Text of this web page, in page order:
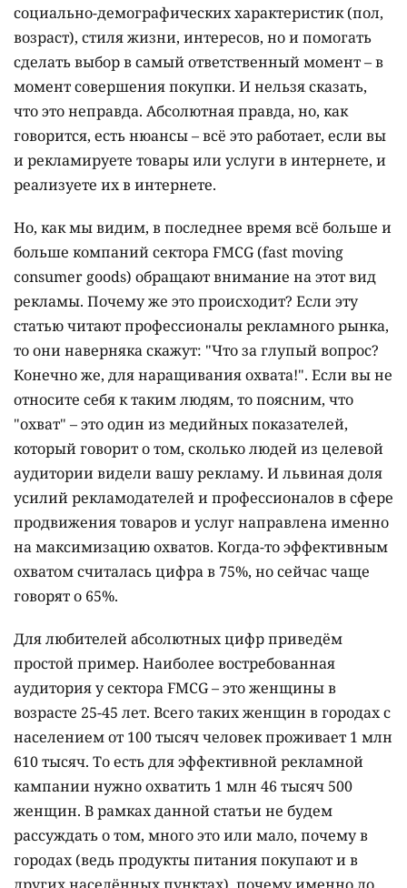
социально-демографических характеристик (пол,
возраст), стиля жизни, интересов, но и помогать
сделать выбор в самый ответственный момент – в
момент совершения покупки. И нельзя сказать,
что это неправда. Абсолютная правда, но, как
говорится, есть нюансы – всё это работает, если вы
и рекламируете товары или услуги в интернете, и
реализуете их в интернете.
Но, как мы видим, в последнее время всё больше и
больше компаний сектора FMCG (fast moving
consumer goods) обращают внимание на этот вид
рекламы. Почему же это происходит? Если эту
статью читают профессионалы рекламного рынка,
то они наверняка скажут: "Что за глупый вопрос?
Конечно же, для наращивания охвата!". Если вы не
относите себя к таким людям, то поясним, что
"охват" – это один из медийных показателей,
который говорит о том, сколько людей из целевой
аудитории видели вашу рекламу. И львиная доля
усилий рекламодателей и профессионалов в сфере
продвижения товаров и услуг направлена именно
на максимизацию охватов. Когда-то эффективным
охватом считалась цифра в 75%, но сейчас чаще
говорят о 65%.
Для любителей абсолютных цифр приведём
простой пример. Наиболее востребованная
аудитория у сектора FMCG – это женщины в
возрасте 25-45 лет. Всего таких женщин в городах с
населением от 100 тысяч человек проживает 1 млн
610 тысяч. То есть для эффективной рекламной
кампании нужно охватить 1 млн 46 тысяч 500
женщин. В рамках данной статьи не будем
рассуждать о том, много это или мало, почему в
городах (ведь продукты питания покупают и в